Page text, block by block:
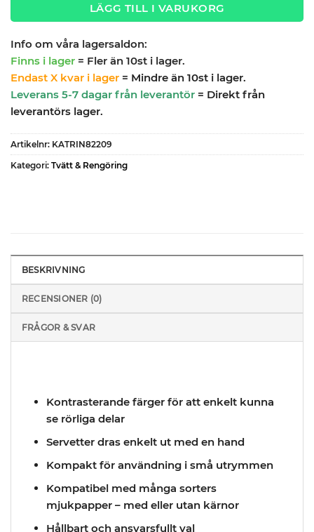
LÄGG TILL I VARUKORG
Info om våra lagersaldon:
Finns i lager = Fler än 10st i lager.
Endast X kvar i lager = Mindre än 10st i lager.
Leverans 5-7 dagar från leverantör = Direkt från
leverantörs lager.
Artikelnr: KATRIN82209
Kategori: Tvätt & Rengöring
BESKRIVNING
RECENSIONER (0)
FRÅGOR & SVAR
Kontrasterande färger för att enkelt kunna
se rörliga delar
Servetter dras enkelt ut med en hand
Kompakt för användning i små utrymmen
Kompatibel med många sorters
mjukpapper – med eller utan kärnor
Hållbart och ansvarsfullt val